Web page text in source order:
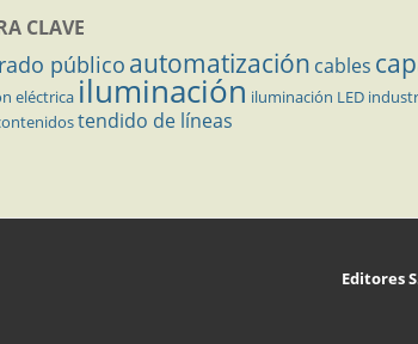
CLAVE
público automatización cables
eléctrica iluminación iluminación LED
tendido de líneas
Editores